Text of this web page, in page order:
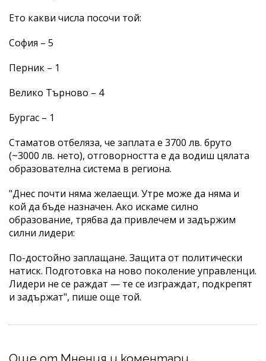
Ето какви числа посочи той:
София – 5
Перник – 1
Велико Търново – 4
Бургас – 1
Стаматов отбеляза, че заплата е 3700 лв. бруто
(~3000 лв. нето), отговорността е да водиш цялата
образователна система в региона.
"Днес почти няма желаещи. Утре може да няма и
кой да бъде назначен. Ако искаме силно
образование, трябва да привлечем и задържим
силни лидери:
По-достойно заплащане. Защита от политически
натиск. Подготовка на ново поколение управленци.
Лидери не се раждат — те се изграждат, подкрепят
и задържат", пише още той.